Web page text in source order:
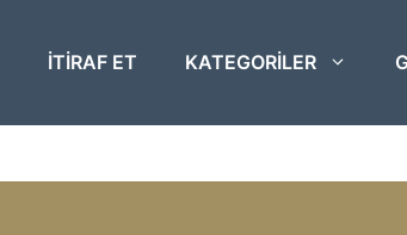
ITIRAF ET KATEGORILER